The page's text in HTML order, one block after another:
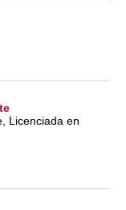
Licenciada en